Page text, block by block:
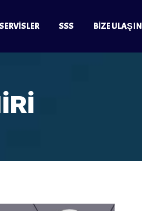
SSS BIZE ULAŞIN